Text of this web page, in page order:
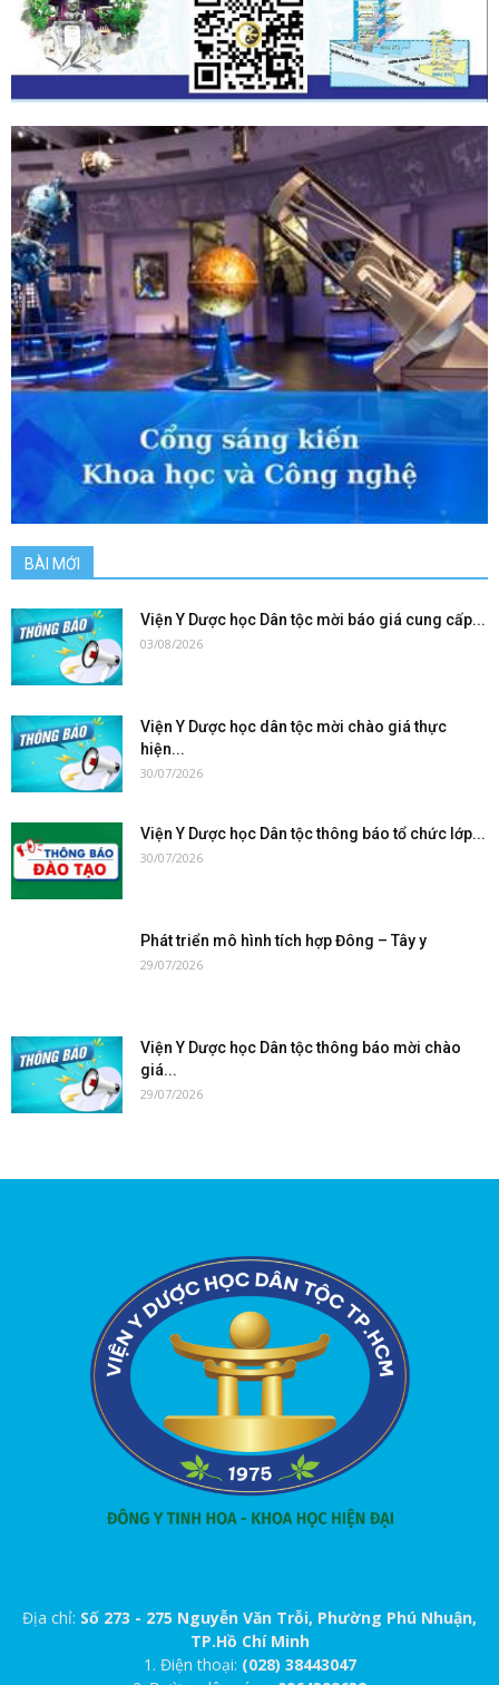
BÀI MỚI
Viện Y Dược học Dân tộc mời báo giá cung cấp...
03/08/2026
Viện Y Dược học dân tộc mời chào giá thực
hiện...
30/07/2026
Viện Y Dược học Dân tộc thông báo tổ chức lớp...
30/07/2026
Phát triển mô hình tích hợp Đông – Tây y
29/07/2026
Viện Y Dược học Dân tộc thông báo mời chào
giá...
29/07/2026
Địa chỉ: Số 273 - 275 Nguyễn Văn Trỗi, Phường Phú Nhuận,
TP.Hồ Chí Minh
1. Điện thoại: (028) 38443047